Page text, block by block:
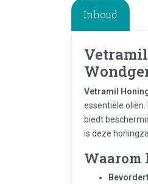
Inhoud
Vetramil
essentiële
biedt
is deze
Waarom